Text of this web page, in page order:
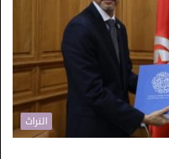
التراث